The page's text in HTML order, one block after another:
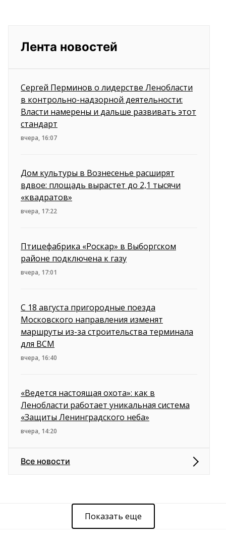
Лента новостей
Сергей Перминов о лидерстве Ленобласти
в контрольно-надзорной деятельности:
Власти намерены и дальше развивать этот
стандарт
вчера, 16:07
Дом культуры в Вознесенье расширят
вдвое: площадь вырастет до 2,1 тысячи
«квадратов»
вчера, 17:22
Птицефабрика «Роскар» в Выборгском
районе подключена к газу
вчера, 17:01
С 18 августа пригородные поезда
Московского направления изменят
маршруты из-за строительства терминала
для ВСМ
вчера, 16:40
«Ведется настоящая охота»: как в
Ленобласти работает уникальная система
«Защиты Ленинградского неба»
вчера, 14:20
Все новости
Показать еще